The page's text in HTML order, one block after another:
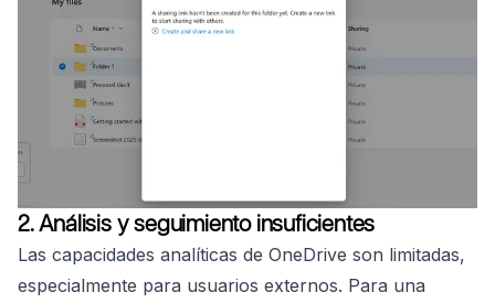
2. Análisis y seguimiento insuficientes
Las capacidades analíticas de OneDrive son limitadas,
especialmente para usuarios externos. Para una